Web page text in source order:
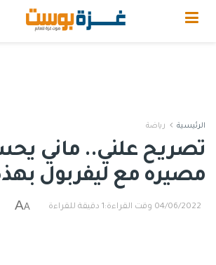
الرئيسية رياضة
تصريح علني.. ماني
مصيره مع ليفربول
04/06/2022 وقت القراءة:1 دقيقة للقراءة A
A